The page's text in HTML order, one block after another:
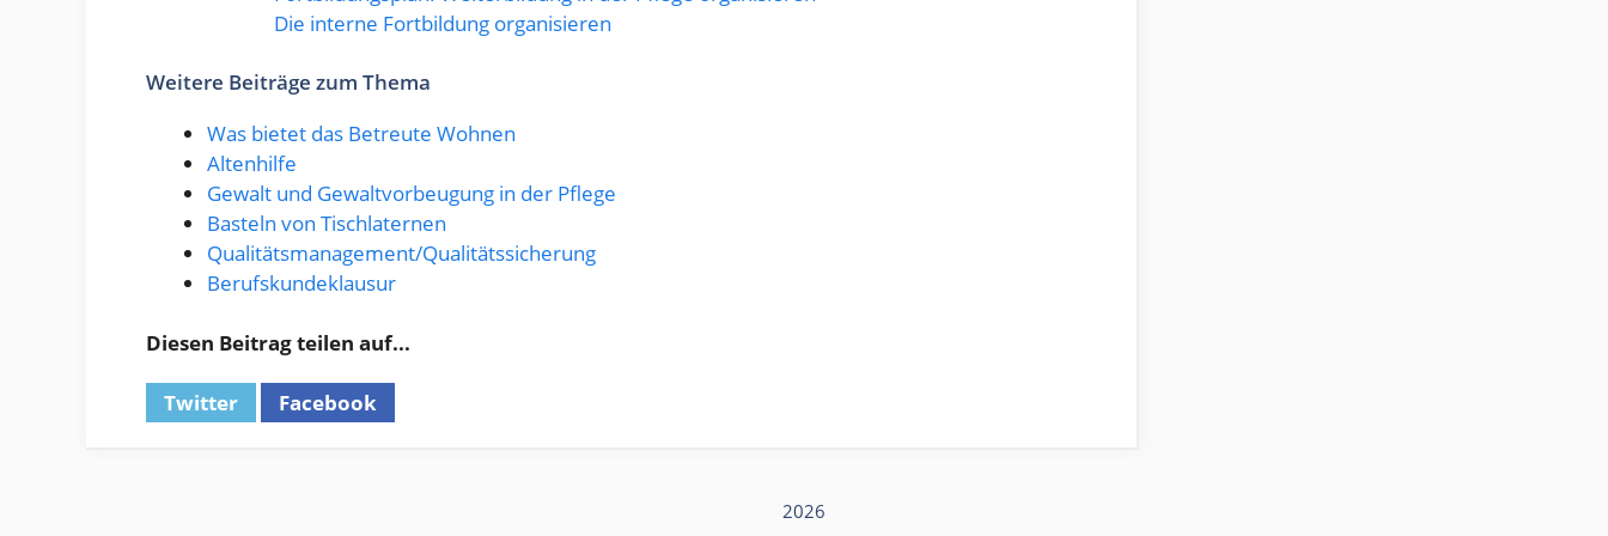
Die interne Fortbildung organisieren
Weitere Beiträge zum Thema
Was bietet das Betreute Wohnen
Altenhilfe
Gewalt und Gewaltvorbeugung in der Pflege
Basteln von Tischlaternen
Qualitätsmanagement/Qualitätssicherung
Berufskundeklausur
Diesen Beitrag teilen auf...
Twitter Facebook
2026